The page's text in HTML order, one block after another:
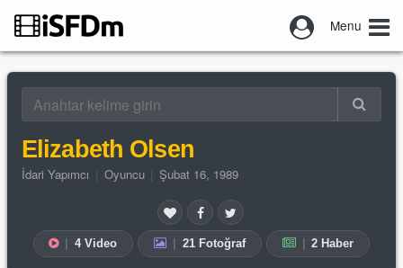
Menu
Elizabeth Olsen
İdari Yapımcı Oyuncu Şubat 16, 1989
4 Video 21 Fotoğraf 2 Haber